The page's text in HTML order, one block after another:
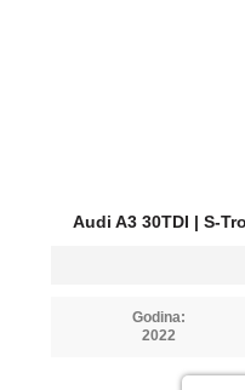
Audi A3 30TDI | S-
Godina:
2022